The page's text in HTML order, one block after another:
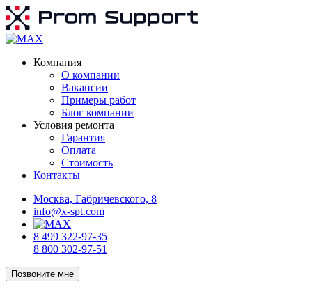
Компания
О компании
Вакансии
Примеры работ
Блог компании
Условия ремонта
Гарантия
Оплата
Стоимость
Контакты
Москва, Габричевского, 8
info@x-spt.com
8 499 322-97-35
8 800 302-97-51
Позвоните мне